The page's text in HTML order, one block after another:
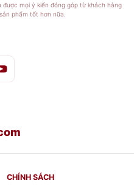
mọi ý kiến đóng góp từ khách hàng
phẩm tốt hơn nữa.
CHÍNH SÁCH